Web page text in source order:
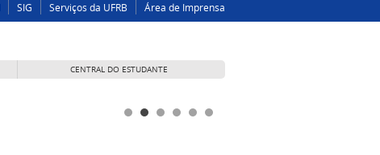
SIG Serviços da UFRB Área de Imprensa
CENTRAL DO ESTUDANTE